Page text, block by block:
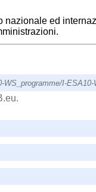
ed
I-ESA10-